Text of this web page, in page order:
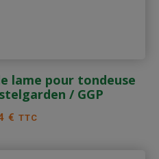
lame pour tondeuse
/ GGP
€ TTC